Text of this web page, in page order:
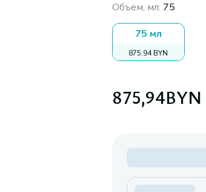
Объем, мл: 75
75 мл
875,94 BYN
875,94BYN